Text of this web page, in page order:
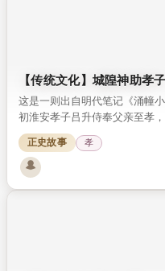
【传统文化】城隍神助孝子
这是一则出自明代笔记《涌幢
初淮安孝子吕升侍奉父亲至孝
的杏园被土豪霸占，求助城隍
收回园地，传递了百善孝为先的
正史故事 孝